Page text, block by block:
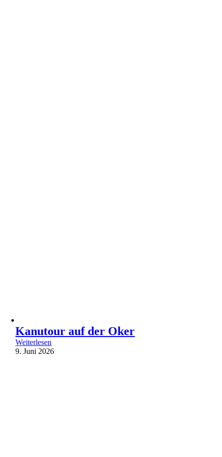
Kanutour auf der Oker
Weiterlesen
9. Juni 2026